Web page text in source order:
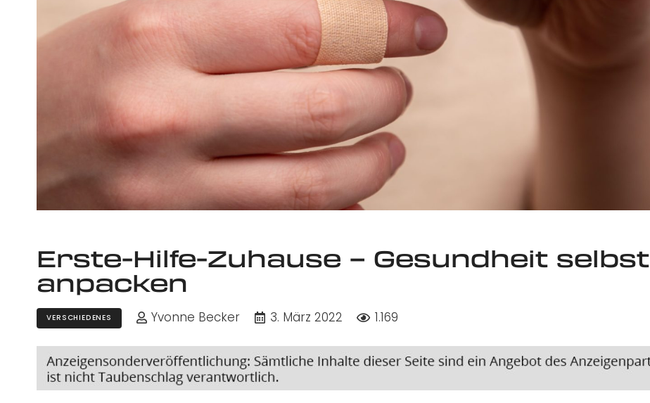
Erste-Hilfe-Zuhause – Gesundheit selbst
anpacken
VERSCHIEDENES Yvonne Becker 3. März 2022 1.169